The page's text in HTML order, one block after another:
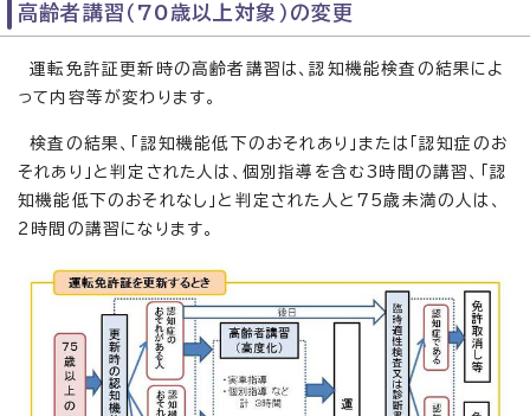
高齢者講習（70歳以上対象）の変更
運転免許証更新時の高齢者講習は、認知機能検査の結果によ
って内容等が変わります。
検査の結果、「認知機能低下のおそれあり」または「認知症のお
それあり」と判定された人は、個別指導を含む3時間の講習、「認
知機能低下のおそれなし」と判定された人と75歳未満の人は、
2時間の講習になります。